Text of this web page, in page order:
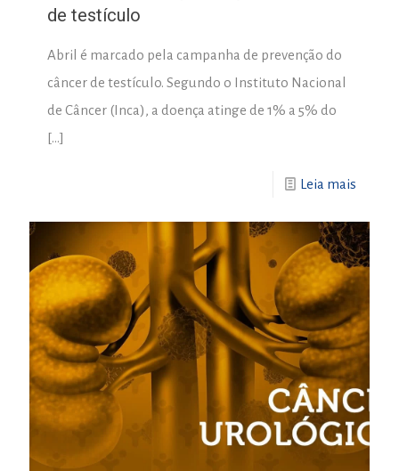
de testículo
Abril é marcado pela campanha de prevenção do
câncer de testículo. Segundo o Instituto Nacional
de Câncer (Inca), a doença atinge de 1% a 5% do
[…]
Leia mais